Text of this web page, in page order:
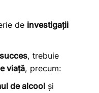
de investigații
, trebuie
viață, precum:
de alcoolși